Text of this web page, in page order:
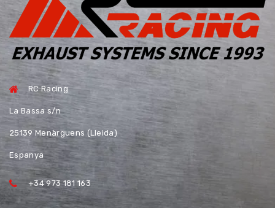
RC Racing
La Bassa s/n
25139 Menàrguens (Lleida)
Espanya
+34 973 181 163